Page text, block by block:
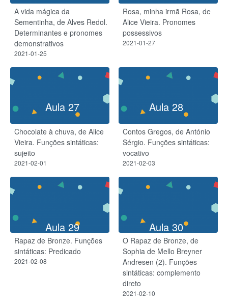
A vida mágica da
Sementinha, de Alves Redol.
Determinantes e pronomes
demonstrativos
2021-01-25
Rosa, minha irmã Rosa, de
Alice Vieira. Pronomes
possessivos
2021-01-27
Aula 27
Chocolate à chuva, de Alice
Vieira. Funções sintáticas:
sujeito
2021-02-01
Aula 28
Contos Gregos, de António
Sérgio. Funções sintáticas:
vocativo
2021-02-03
Aula 29
Rapaz de Bronze. Funções
sintáticas: Predicado
2021-02-08
Aula 30
O Rapaz de Bronze, de
Sophia de Mello Breyner
Andresen (2). Funções
sintáticas: complemento
direto
2021-02-10